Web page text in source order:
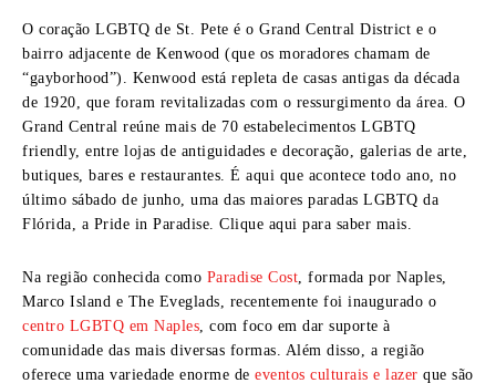
O coração LGBTQ de St. Pete é o Grand Central District e o
bairro adjacente de Kenwood (que os moradores chamam de
“gayborhood”). Kenwood está repleta de casas antigas da década
de 1920, que foram revitalizadas com o ressurgimento da área. O
Grand Central reúne mais de 70 estabelecimentos LGBTQ
friendly, entre lojas de antiguidades e decoração, galerias de arte,
butiques, bares e restaurantes. É aqui que acontece todo ano, no
último sábado de junho, uma das maiores paradas LGBTQ da
Flórida, a Pride in Paradise. Clique aqui para saber mais.
Na região conhecida como Paradise Cost, formada por Naples,
Marco Island e The Eveglads, recentemente foi inaugurado o
centro LGBTQ em Naples, com foco em dar suporte à
comunidade das mais diversas formas. Além disso, a região
oferece uma variedade enorme de eventos culturais e lazer que são